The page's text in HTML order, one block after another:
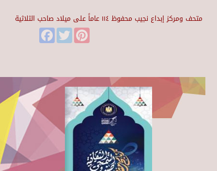
متحف ومركز إبداع نجيب محفوظ ١١٤ عاماً على ميلاد صاحب الثلاثية
FacebookTwitter